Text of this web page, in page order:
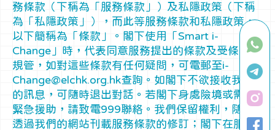
務條款（下稱為「服務條款」）及私隱政策（下稱
為「私隱政策」），而此等服務條款和私隱政策，
以下簡稱為「條款」。閣下使用「Smart i-
Change」時，代表同意服務提出的條款及受條款所
規管，如對這些條款有任何疑問，可電郵至i-
Change@elchk.org.hk查詢。如閣下不欲接收我們
的訊息，可隨時退出對話。若閣下身處險境或需要
緊急援助，請致電999聯絡。我們保留權利，隨時
透過我們的網站刊載服務條款的修訂；閣下在服務